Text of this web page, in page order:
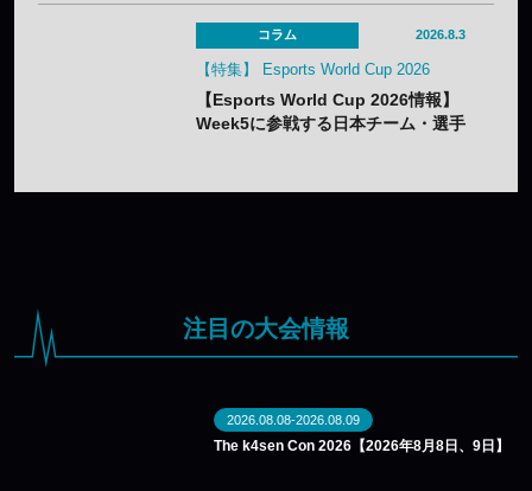
コラム 2026.8.3
【特集】 Esports World Cup 2026
【Esports World Cup 2026情報】
Week5に参戦する日本チーム・選手
注目の大会情報
2026.08.08-2026.08.09
The k4sen Con 2026【2026年8月8日、9日】